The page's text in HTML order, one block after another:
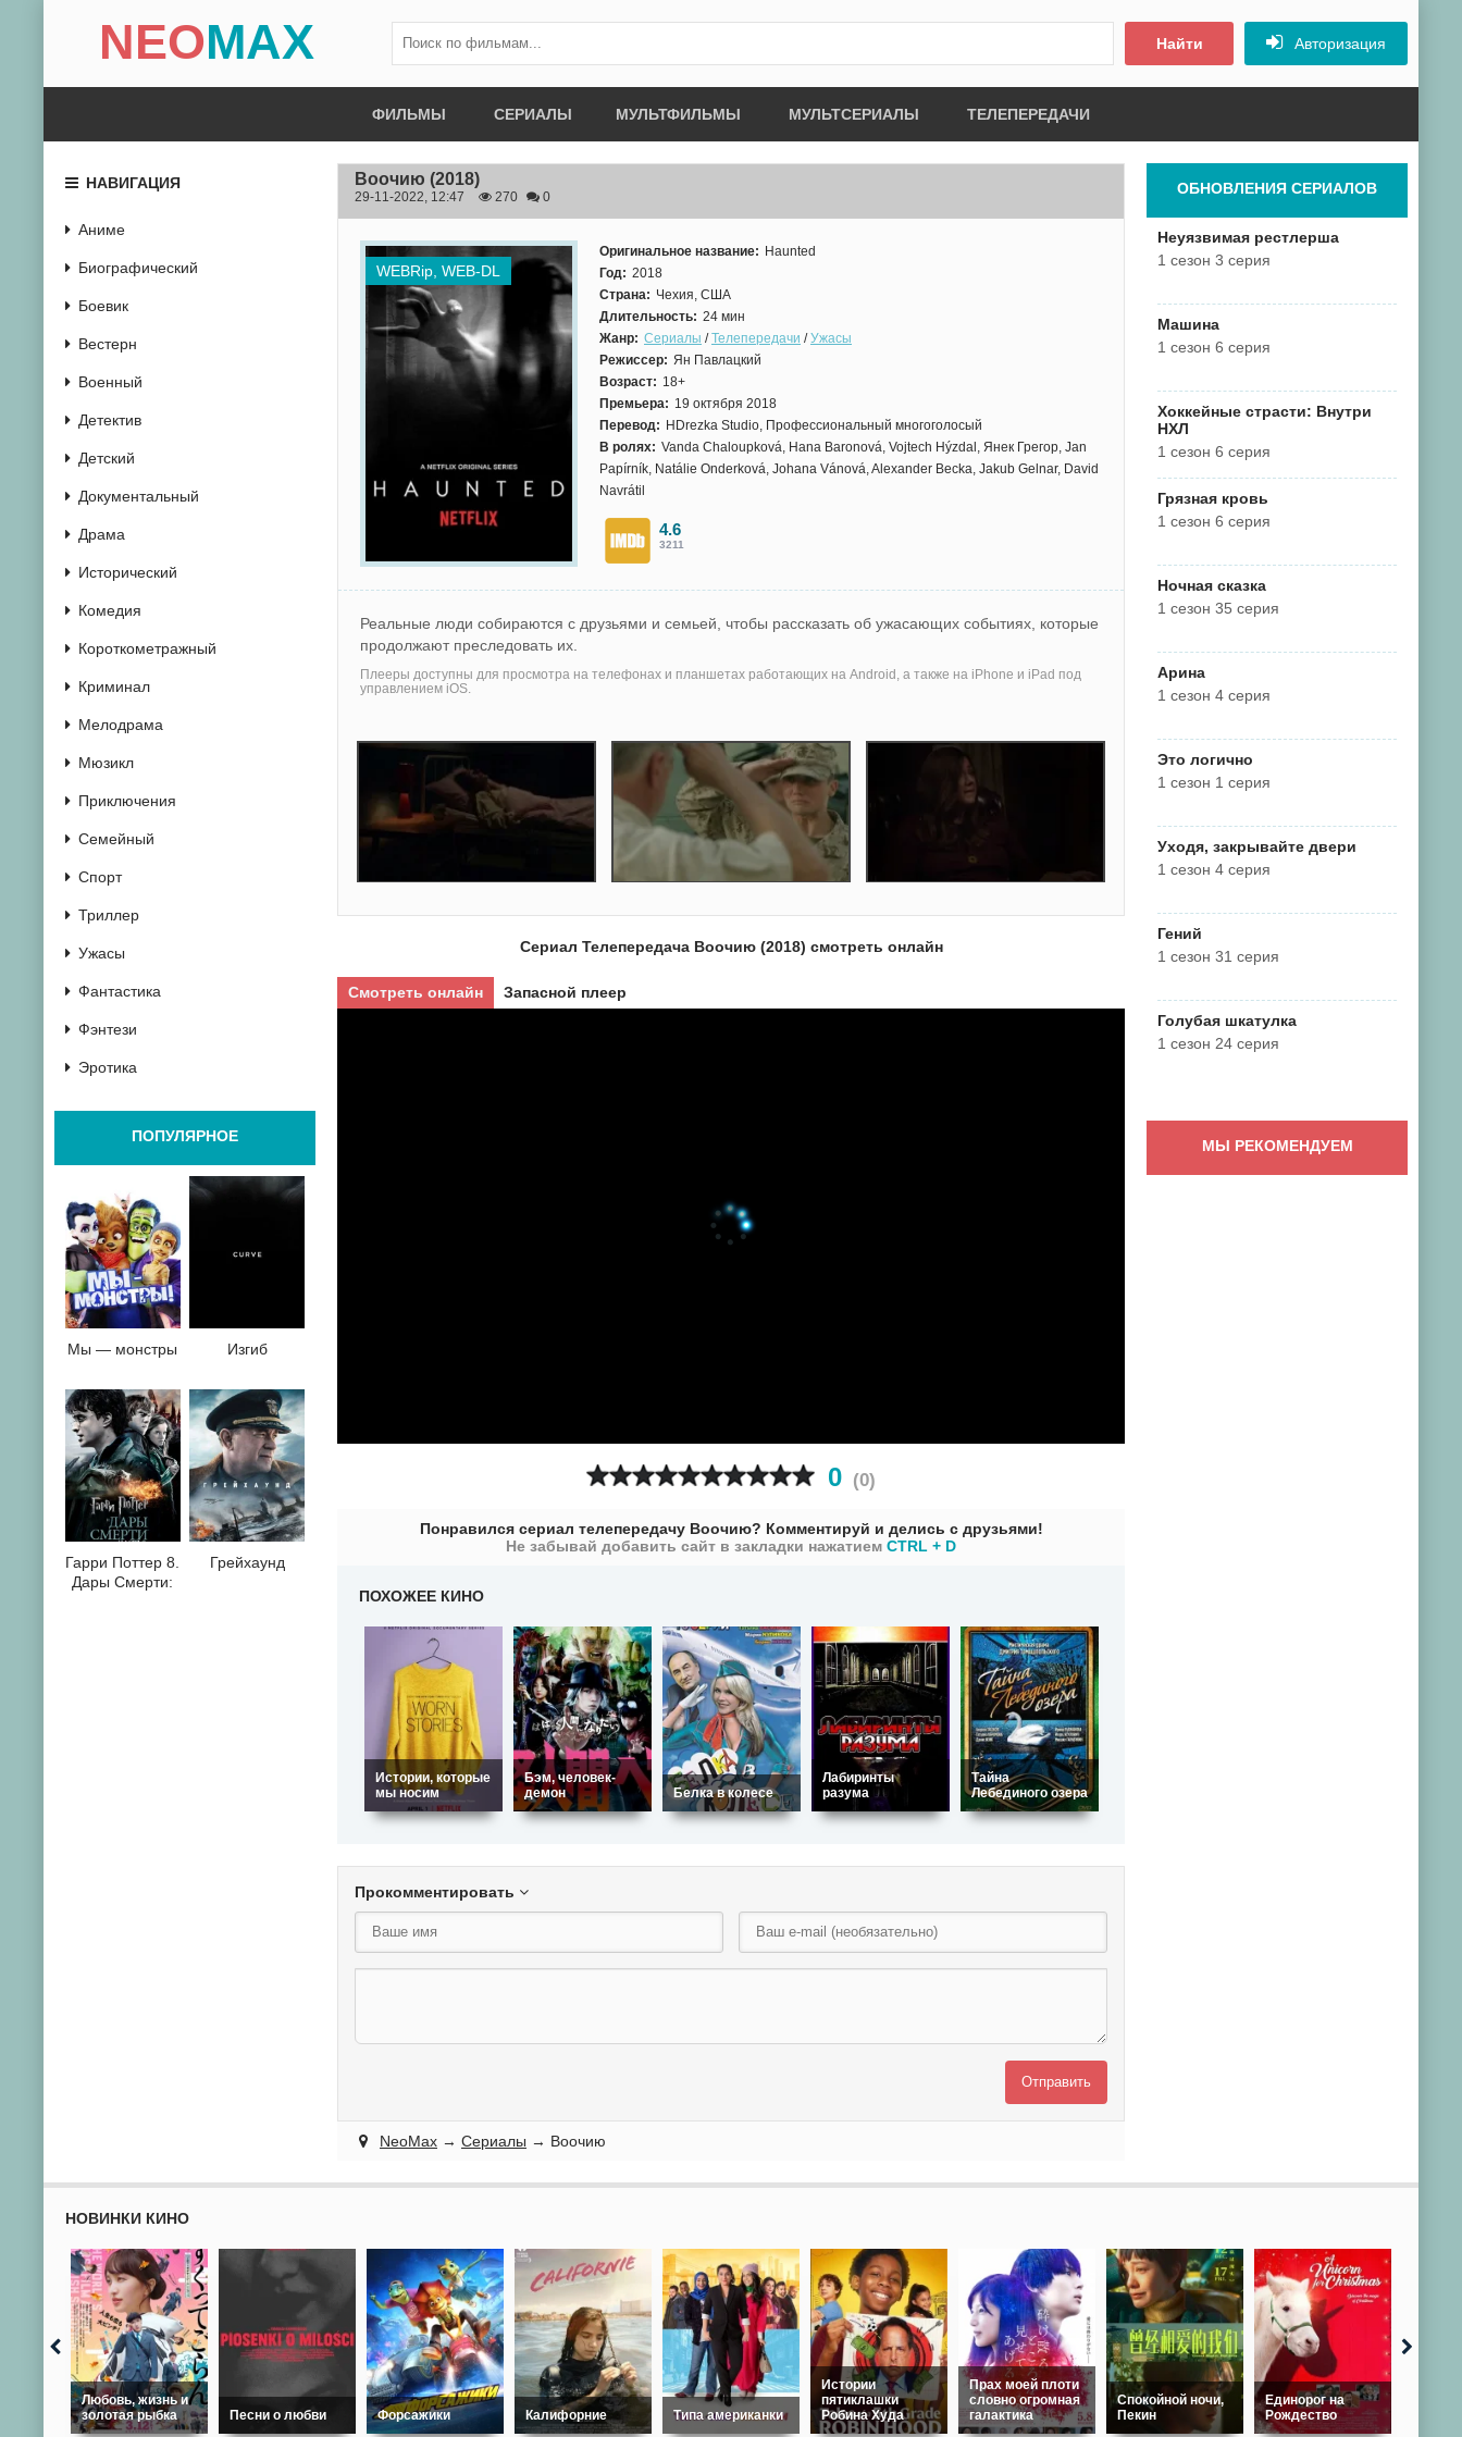
NEOMAX Найти Авторизация
ФИЛЬМЫ СЕРИАЛЫ МУЛЬТФИЛЬМЫ МУЛЬТСЕРИАЛЫ ТЕЛЕПЕРЕДАЧИ
Воочию (2018)
29-11-2022, 12:47 270 0
WEBRip, WEB-DL
Оригинальное название: Haunted
Год: 2018
Страна: Чехия, США
Длительность: 24 мин
Жанр: Сериалы /Телепередачи /Ужасы
Режиссер: Ян Павлацкий
Возраст: 18+
Премьера: 19 октября 2018
Перевод: HDrezka Studio, Профессиональный многоголосый
В ролях: Vanda Chaloupková, Hana Baronová, Vojtech Hýzdal, Янек Грегор, Jan
Papírník, Natálie Onderková, Johana Vánová, Alexander Becka, Jakub Gelnar, David
Navrátil
4.6
3211
Реальные люди собираются с друзьями и семьей, чтобы рассказать об ужасающих событиях, которые
продолжают преследовать их.
Плееры доступны для просмотра на телефонах и планшетах работающих на Android, а также на iPhone и iPad под
управлением iOS.
Сериал Телепередача Воочию (2018) смотреть онлайн
Смотреть онлайн Запасной плеер
01 2 3 4 5 6 7 8 9 0 (0)
Понравился сериал телепередачу Воочию? Комментируй и делись с друзьями!
Не забывай добавить сайт в закладки нажатием CTRL + D
ПОХОЖЕЕ КИНО
Истории, которые
мы носим
Бэм, человек-
демон
Белка в колесе
Лабиринты
разума
Тайна
Лебединого озера
Прокомментировать
Отправить
NeoMax → Сериалы → Воочию
НАВИГАЦИЯ
Аниме
Биографический
Боевик
Вестерн
Военный
Детектив
Детский
Документальный
Драма
Исторический
Комедия
Короткометражный
Криминал
Мелодрама
Мюзикл
Приключения
Семейный
Спорт
Триллер
Ужасы
Фантастика
Фэнтези
Эротика
ПОПУЛЯРНОЕ
Мы — монстры Изгиб
Гарри Поттер 8.
Дары Смерти:
Грейхаунд
ОБНОВЛЕНИЯ СЕРИАЛОВ
Неуязвимая рестлерша
1 сезон 3 серия
Машина
1 сезон 6 серия
Хоккейные страсти: Внутри
НХЛ
1 сезон 6 серия
Грязная кровь
1 сезон 6 серия
Ночная сказка
1 сезон 35 серия
Арина
1 сезон 4 серия
Это логично
1 сезон 1 серия
Уходя, закрывайте двери
1 сезон 4 серия
Гений
1 сезон 31 серия
Голубая шкатулка
1 сезон 24 серия
МЫ РЕКОМЕНДУЕМ
НОВИНКИ КИНО
Любовь, жизнь и
золотая рыбка
Песни о любви Форсажики Калифорние Типа американки
Истории
пятиклашки
Робина Худа
Прах моей плоти
словно огромная
галактика
Спокойной ночи,
Пекин
Единорог на
Рождество